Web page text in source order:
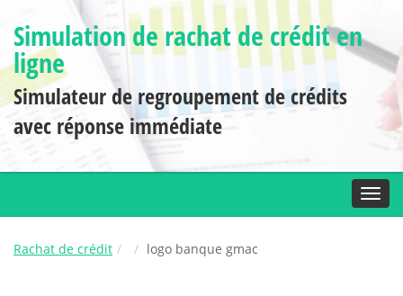
Simulation de rachat de crédit en
ligne
Simulateur de regroupement de crédits
avec réponse immédiate
Rachat de crédit logo banque gmac